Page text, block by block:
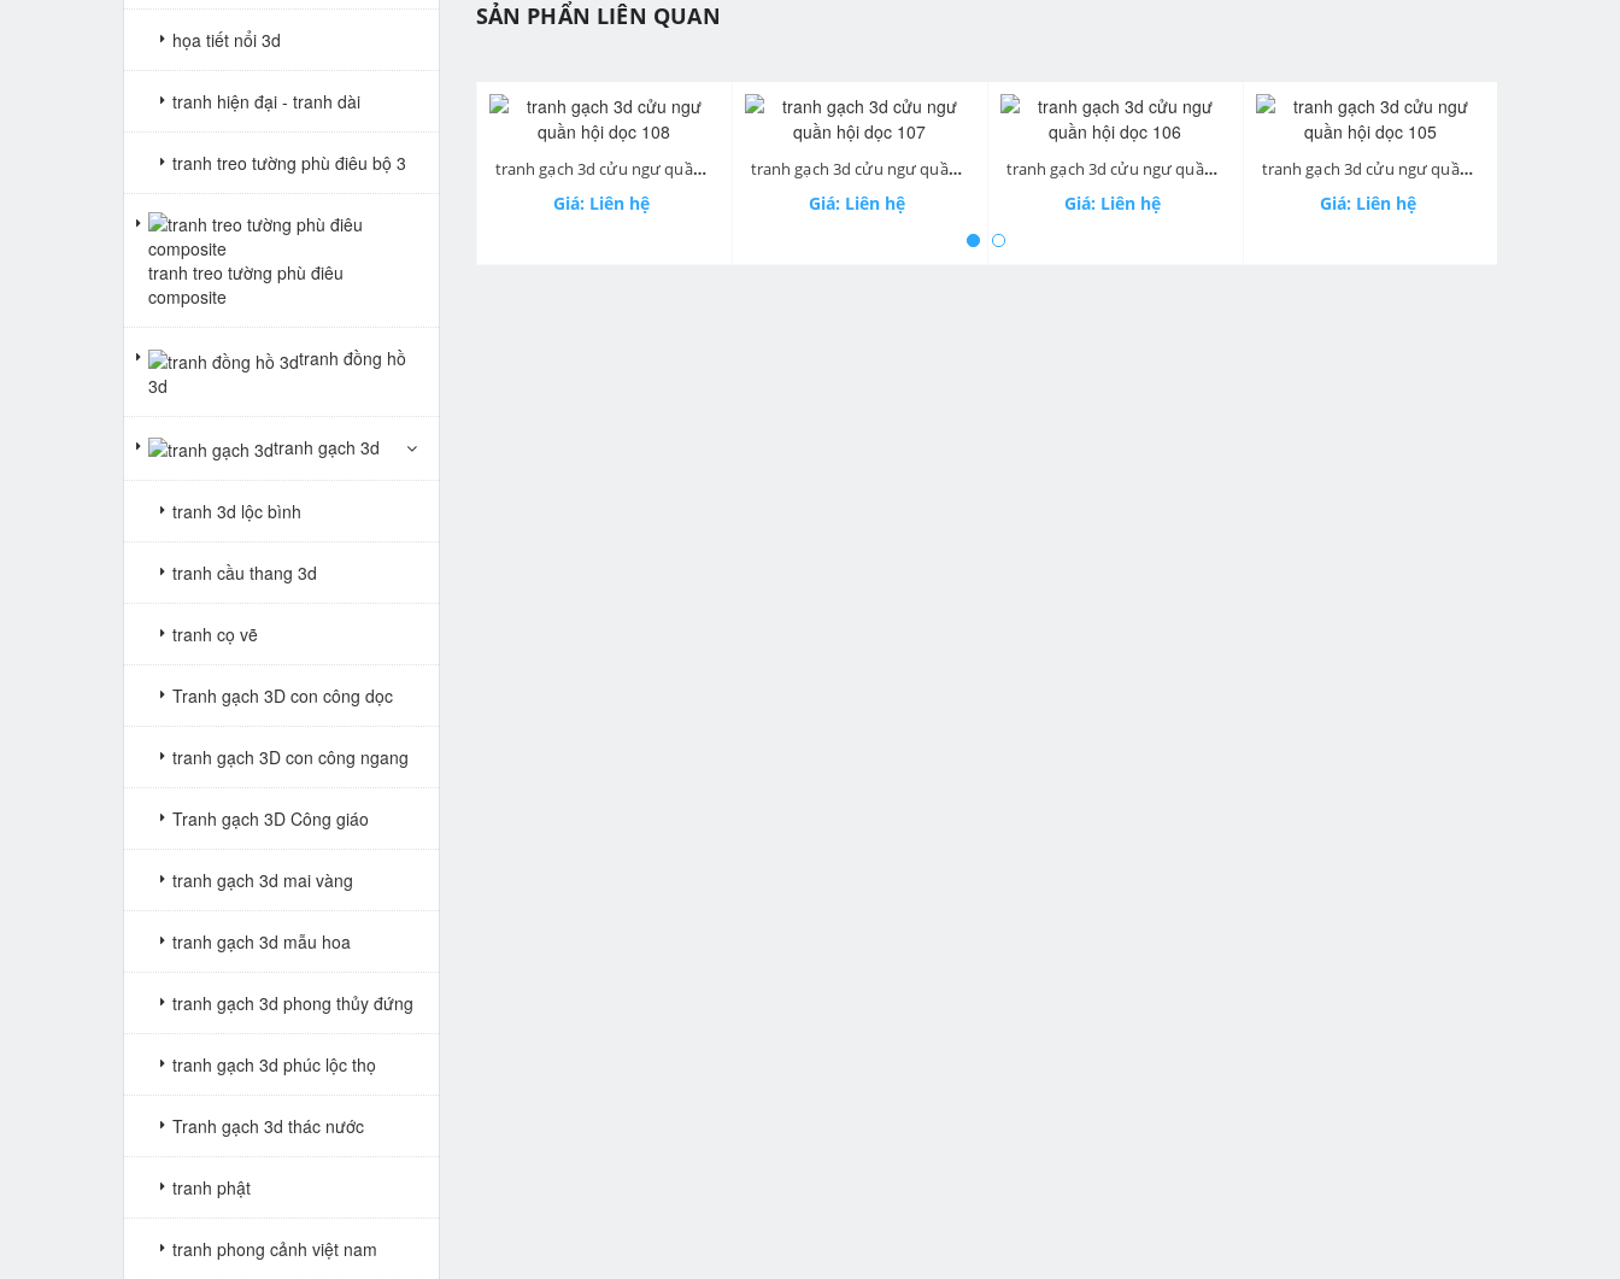
SẢN PHẨN LIÊN QUAN
tranh gạch 3d cửu ngư quần hội dọc 110 tranh gạch 3d cửu ngư quần hội dọc 108
Giá: Liên hệ
tranh gạch 3d cửu ngư quần hội dọc 107
Giá: Liên hệ
tranh gạch 3d cửu ngư quần hội dọc 106
Giá: Liên hệ
tranh gạch 3d cửu ngư quần hội dọc 105
Giá: Liên hệ
prev
họa tiết nổi 3d
tranh hiện đại - tranh dài
tranh treo tường phù điêu bộ 3
tranh treo tường phù điêu
composite
tranh đồng hồ
3d
tranh gạch 3d
tranh 3d lộc bình
tranh cầu thang 3d
tranh cọ vẽ
Tranh gạch 3D con công dọc
tranh gạch 3D con công ngang
Tranh gạch 3D Công giáo
tranh gạch 3d mai vàng
tranh gạch 3d mẫu hoa
tranh gạch 3d phong thủy đứng
tranh gạch 3d phúc lộc thọ
Tranh gạch 3d thác nước
tranh phật
tranh phong cảnh việt nam